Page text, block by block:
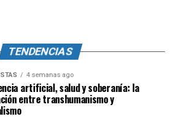
TENDENCIAS
4 semanas ago
artificial, salud y soberanía: la
entre transhumanismo y